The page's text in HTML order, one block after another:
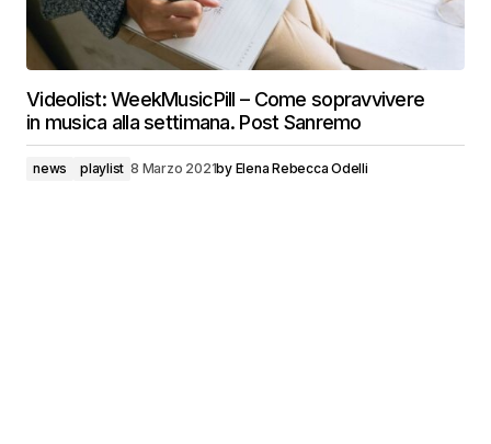
Videolist: WeekMusicPill – Come sopravvivere
in musica alla settimana. Post Sanremo
news playlist 8 Marzo 2021by Elena Rebecca Odelli